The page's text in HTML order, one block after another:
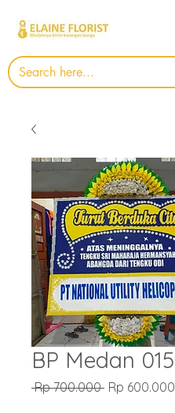
BP Medan 015
Rp 700.000 Harga
Rp 600.000